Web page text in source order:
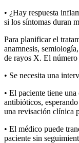
• ¿Hay respuesta
si los síntomas duran
Para planificar el
anamnesis,
de rayos X. El número
• Se necesita una
• El paciente tiene
antibióticos,
una revisación clínica
• El médico puede
paciente sin